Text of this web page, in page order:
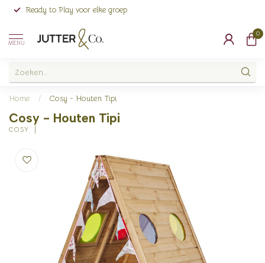
Ready to Play voor elke groep
MENU
0
Home / Cosy - Houten Tipi
Cosy - Houten Tipi
COSY